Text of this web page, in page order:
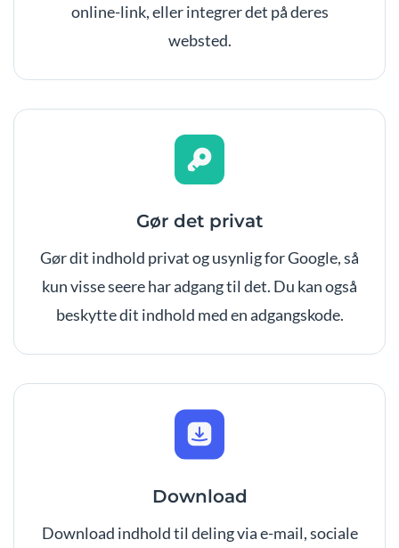
online-link, eller integrer det på deres
websted.
Gør det privat
Gør dit indhold privat og usynlig for Google, så
kun visse seere har adgang til det. Du kan også
beskytte dit indhold med en adgangskode.
Download
Download indhold til deling via e-mail, sociale